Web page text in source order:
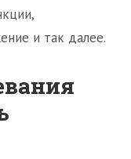
и так далее.